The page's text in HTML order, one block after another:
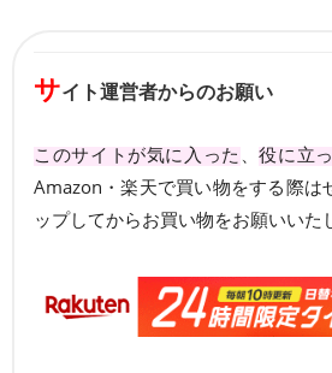
サイト運営者からのお願い
このサイトが気に入った 役に立
Amazon・楽天で買い物をする際は
ップしてからお買い物をお願いいた